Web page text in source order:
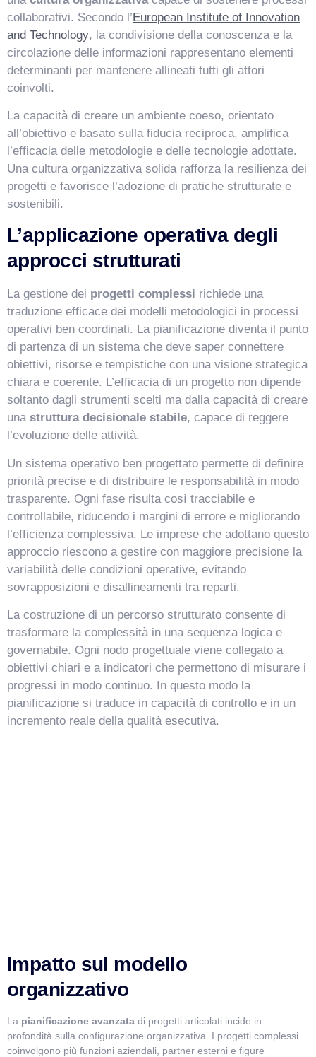
collaborativi. Secondo l’European Institute of Innovation
and Technology, la condivisione della conoscenza e la
circolazione delle informazioni rappresentano elementi
determinanti per mantenere allineati tutti gli attori
coinvolti.
La capacità di creare un ambiente coeso, orientato
all’obiettivo e basato sulla fiducia reciproca, amplifica
l’efficacia delle metodologie e delle tecnologie adottate.
Una cultura organizzativa solida rafforza la resilienza dei
progetti e favorisce l’adozione di pratiche strutturate e
sostenibili.
L’applicazione operativa degli
approcci strutturati
La gestione dei progetti complessi richiede una
traduzione efficace dei modelli metodologici in processi
operativi ben coordinati. La pianificazione diventa il punto
di partenza di un sistema che deve saper connettere
obiettivi, risorse e tempistiche con una visione strategica
chiara e coerente. L’efficacia di un progetto non dipende
soltanto dagli strumenti scelti ma dalla capacità di creare
una struttura decisionale stabile, capace di reggere
l’evoluzione delle attività.
Un sistema operativo ben progettato permette di definire
priorità precise e di distribuire le responsabilità in modo
trasparente. Ogni fase risulta così tracciabile e
controllabile, riducendo i margini di errore e migliorando
l’efficienza complessiva. Le imprese che adottano questo
approccio riescono a gestire con maggiore precisione la
variabilità delle condizioni operative, evitando
sovrapposizioni e disallineamenti tra reparti.
La costruzione di un percorso strutturato consente di
trasformare la complessità in una sequenza logica e
governabile. Ogni nodo progettuale viene collegato a
obiettivi chiari e a indicatori che permettono di misurare i
progressi in modo continuo. In questo modo la
pianificazione si traduce in capacità di controllo e in un
incremento reale della qualità esecutiva.
Impatto sul modello
organizzativo
La pianificazione avanzata di progetti articolati incide in
profondità sulla configurazione organizzativa. I progetti complessi
coinvolgono più funzioni aziendali, partner esterni e figure